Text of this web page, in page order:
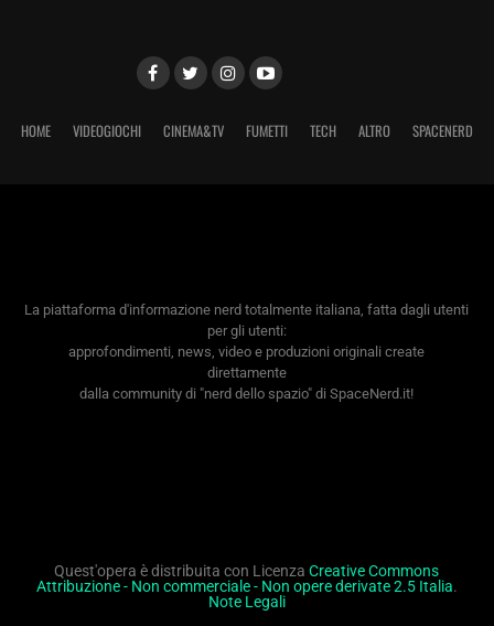
HOME VIDEOGIOCHI CINEMA&TV FUMETTI TECH ALTRO SPACENERD
La piattaforma d'informazione nerd totalmente italiana, fatta dagli utenti
per gli utenti:
approfondimenti, news, video e produzioni originali create
direttamente
dalla community di "nerd dello spazio" di SpaceNerd.it!
Quest'opera è distribuita con LicenzaCreative Commons
Attribuzione - Non commerciale - Non opere derivate 2.5 Italia.
Note Legali